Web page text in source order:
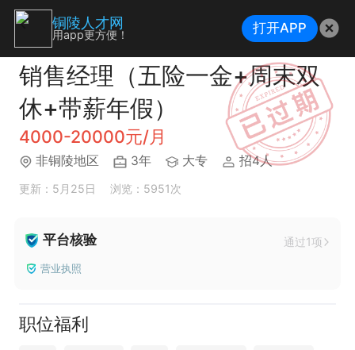
销售经理（五险一金+周末双
休+带薪年假）
4000-20000元/月
非铜陵地区 3年 大专 招4人
更新：5月25日 浏览：5951次
平台核验 通过1项
营业执照
职位福利
铜陵人才网
用app更方便！ 打开APP